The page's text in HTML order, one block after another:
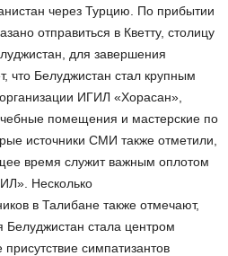
через Турцию. По прибытии
отправиться в Кветту, столицу
для завершения
что Белуджистан стал крупным
ИГИЛ «Хорасан»,
помещения и мастерские по
источники СМИ также отметили,
время служит важным оплотом
Несколько
в Талибане также отмечают,
Белуджистан стала центром
симпатизантов